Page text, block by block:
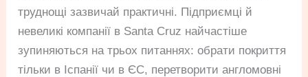
труднощі зазвичай практичні. Підприємці й
невеликі компанії в Santa Cruz найчастіше
зупиняються на трьох питаннях: обрати покриття
тільки в Іспанії чи в ЄС, перетворити англомовні